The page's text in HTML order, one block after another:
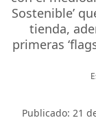
Sostenible’
tienda,
primeras
Publicado: 21